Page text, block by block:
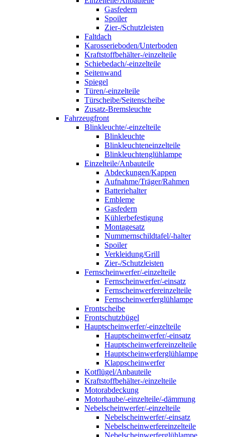
Gasfedern
Spoiler
Zier-/Schutzleisten
Faltdach
Karosserieboden/Unterboden
Kraftstoffbehälter-/einzelteile
Schiebedach/-einzelteile
Seitenwand
Spiegel
Türen/-einzelteile
Türscheibe/Seitenscheibe
Zusatz-Bremsleuchte
Fahrzeugfront
Blinkleuchte/-einzelteile
Blinkleuchte
Blinkleuchteneinzelteile
Blinkleuchtenglühlampe
Einzelteile/Anbauteile
Abdeckungen/Kappen
Aufnahme/Träger/Rahmen
Batteriehalter
Embleme
Gasfedern
Kühlerbefestigung
Montagesatz
Nummernschildtafel/-halter
Spoiler
Verkleidung/Grill
Zier-/Schutzleisten
Fernscheinwerfer/-einzelteile
Fernscheinwerfer/-einsatz
Fernscheinwerfereinzelteile
Fernscheinwerferglühlampe
Frontscheibe
Frontschutzbügel
Hauptscheinwerfer/-einzelteile
Hauptscheinwerfer/-einsatz
Hauptscheinwerfereinzelteile
Hauptscheinwerferglühlampe
Klappscheinwerfer
Kotflügel/Anbauteile
Kraftstoffbehälter-/einzelteile
Motorabdeckung
Motorhaube/-einzelteile/-dämmung
Nebelscheinwerfer/-einzelteile
Nebelscheinwerfer/-einsatz
Nebelscheinwerfereinzelteile
Nebelscheinwerferglühlampe